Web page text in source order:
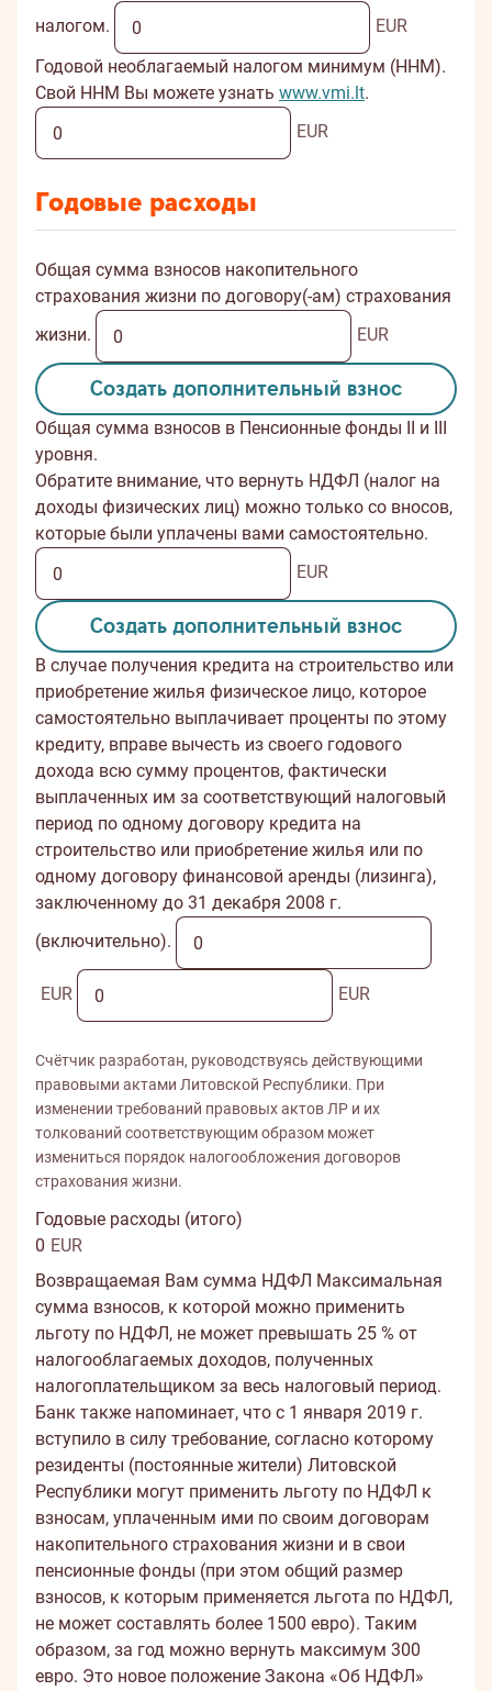
налогом.
EUR
Годовой необлагаемый налогом минимум (ННМ).
Свой ННМ Вы можете узнать www.vmi.lt.
EUR
Годовые расходы
Общая сумма взносов накопительного
страхования жизни по договору(-ам) страхования
жизни.
EUR
Создать дополнительный взнос
Общая сумма взносов в Пенсионные фонды II и III
уровня.
Обратите внимание, что вернуть НДФЛ (налог на
доходы физических лиц) можно только со вносов,
которые были уплачены вами самостоятельно.
EUR
Создать дополнительный взнос
В случае получения кредита на строительство или
приобретение жилья физическое лицо, которое
самостоятельно выплачивает проценты по этому
кредиту, вправе вычесть из своего годового
дохода всю сумму процентов, фактически
выплаченных им за соответствующий налоговый
период по одному договору кредита на
строительство или приобретение жилья или по
одному договору финансовой аренды (лизинга),
заключенному до 31 декабря 2008 г.
(включительно).
EUR EUR
Счётчик разработан, руководствуясь действующими
правовыми актами Литовской Республики. При
изменении требований правовых актов ЛР и их
толкований соответствующим образом может
измениться порядок налогообложения договоров
страхования жизни.
Годовые расходы (итого)
0 EUR
Возвращаемая Вам сумма НДФЛ Максимальная
сумма взносов, к которой можно применить
льготу по НДФЛ, не может превышать 25 % от
налогооблагаемых доходов, полученных
налогоплательщиком за весь налоговый период.
Банк также напоминает, что с 1 января 2019 г.
вступило в силу требование, согласно которому
резиденты (постоянные жители) Литовской
Республики могут применить льготу по НДФЛ к
взносам, уплаченным ими по своим договорам
накопительного страхования жизни и в свои
пенсионные фонды (при этом общий размер
взносов, к которым применяется льгота по НДФЛ,
не может составлять более 1500 евро). Таким
образом, за год можно вернуть максимум 300
евро. Это новое положение Закона «Об НДФЛ»